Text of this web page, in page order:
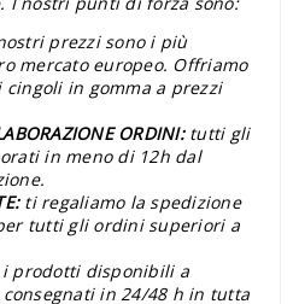
prezzi sono i più
mercato europeo. Offriamo
cingoli in gomma a prezzi
ORDINI: tutti gli
in meno di 12h dal
ti regaliamo la spedizione
tutti gli ordini superiori a
i prodotti disponibili a
consegnati in 24/48 h in tutta